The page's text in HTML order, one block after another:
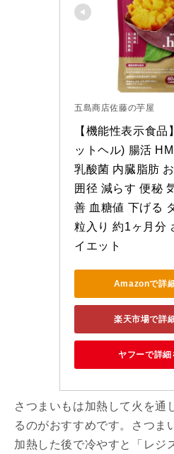
五島商店佐藤の芋屋
【機能性表示食品
ットヘル) 腸活
乳酸菌 内臓脂肪
囲径 減らす 便秘
善 血糖値 下げる
粒入り 約1ヶ月分
イエット
Amazonで詳
楽天市場で詳
ヤフーで詳細
さつまいもは加熱して火を通
るのがおすすめです。さつま
加熱した後で冷やすと「レジ